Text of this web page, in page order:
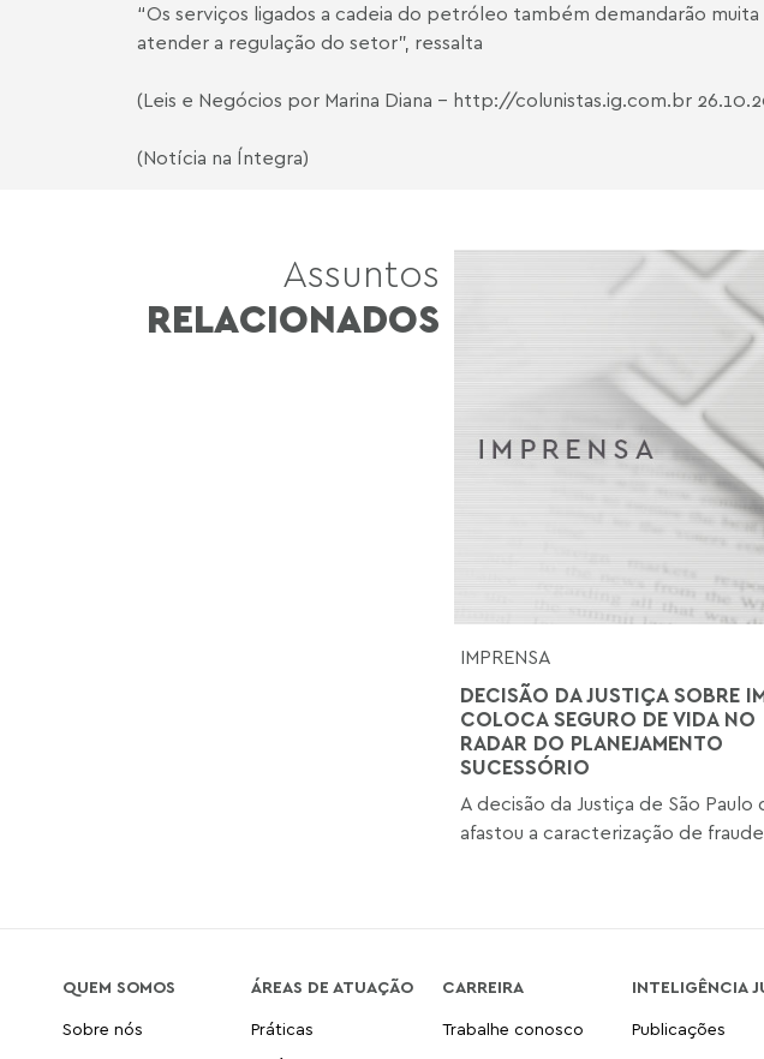
“Os serviços ligados a cadeia do petróleo também demandarão
atender a regulação do setor”, ressalta
(Leis e Negócios por Marina Diana - http://colunistas.ig.com.br
(Notícia na Íntegra)
Assuntos
RELACIONADOS
IMPRENSA
DECISÃO DA JUSTIÇA SOBRE
COLOCA SEGURO DE VIDA NO
RADAR DO PLANEJAMENTO
SUCESSÓRIO
A decisão da Justiça de São Paulo
afastou a caracterização de fraude
QUEM SOMOS
Sobre nós
ÁREAS DE ATUAÇÃO
Práticas
CARREIRA
Trabalhe conosco
INTELIGÊNCIA
Publicações